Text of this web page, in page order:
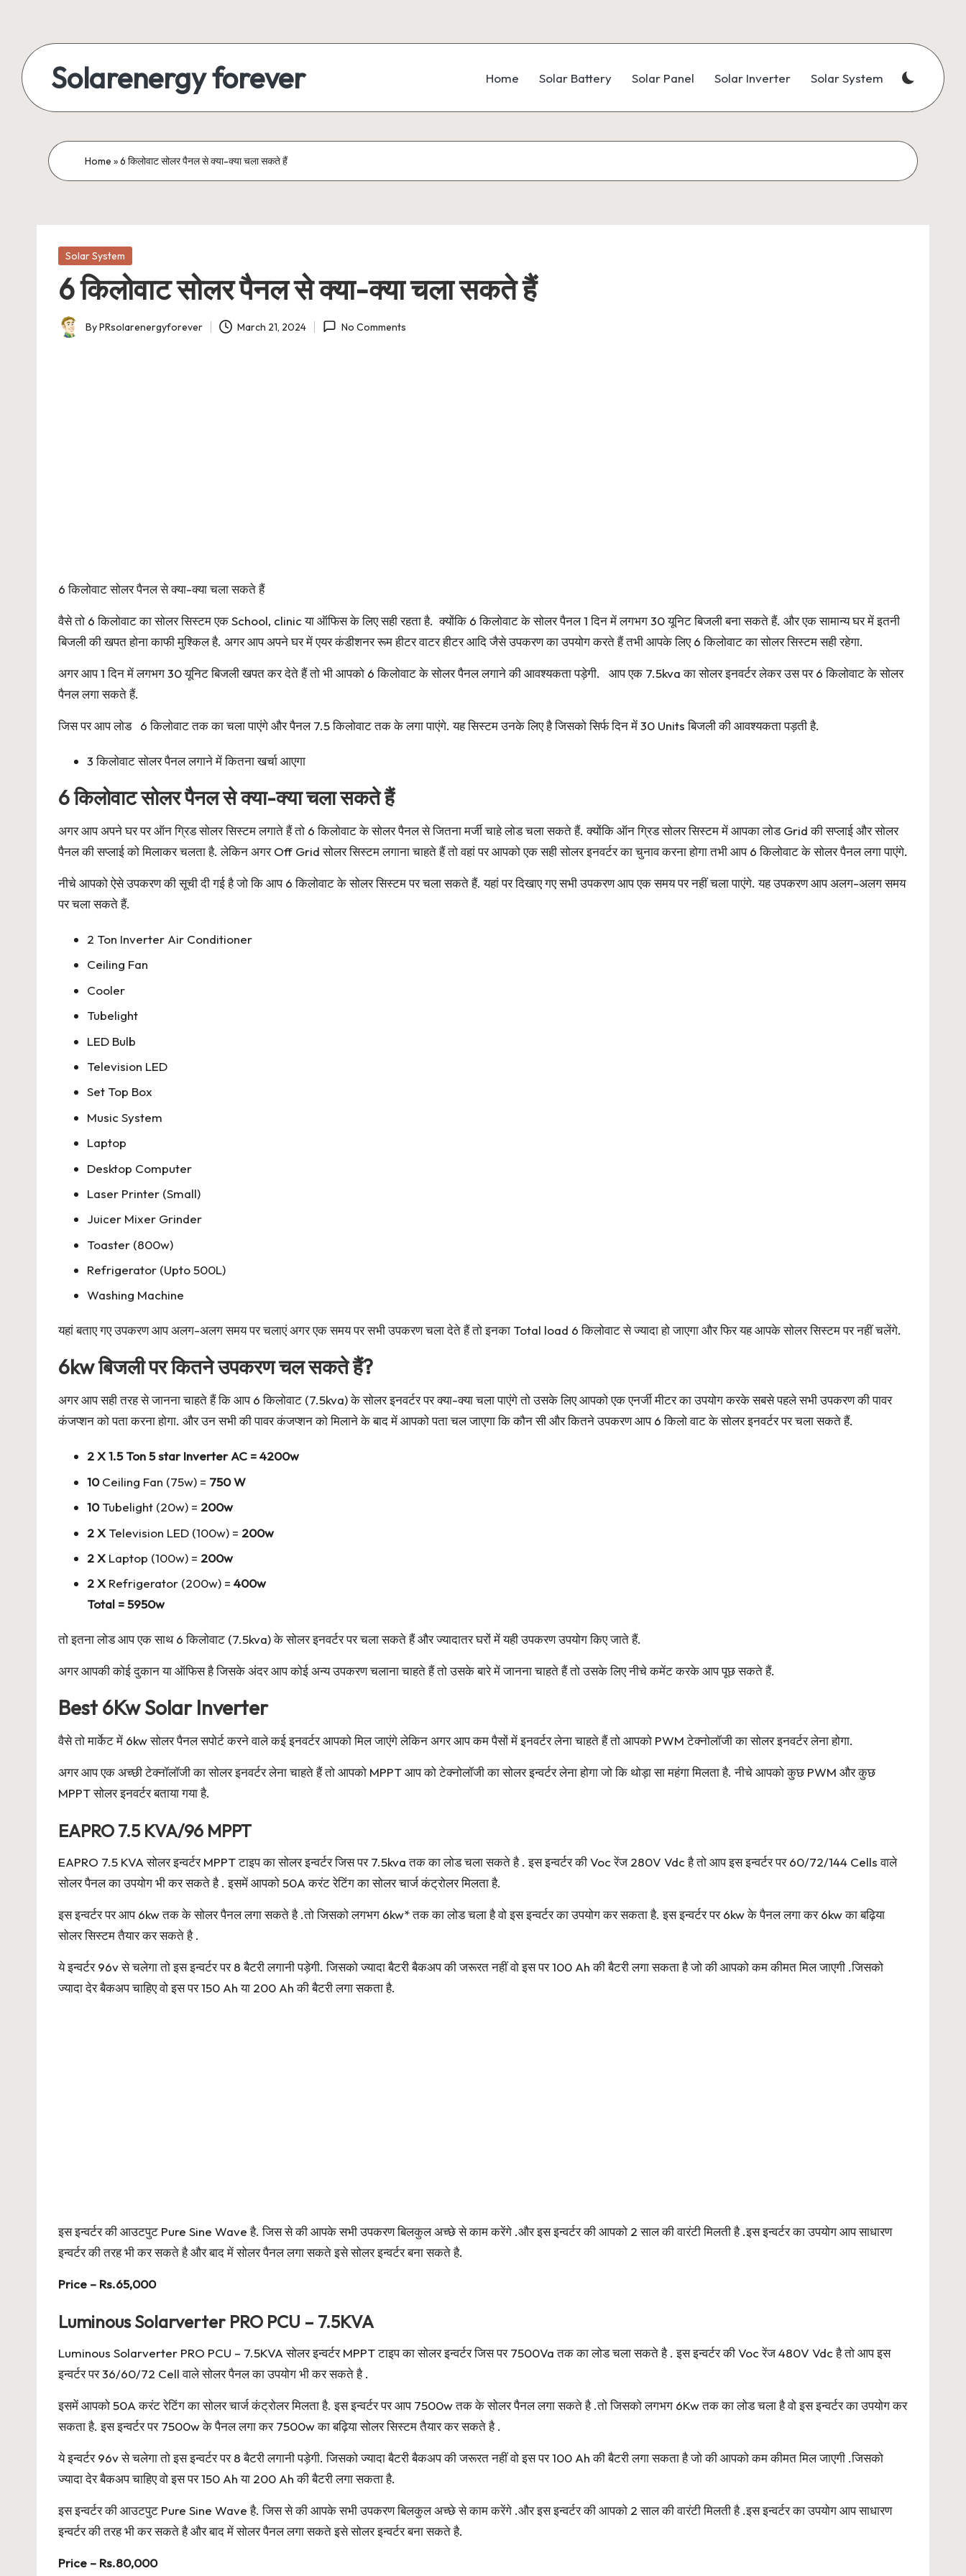
content
Solarenergy forever
बिजली
Home Solar Battery Solar Panel Solar Inverter Solar System
Home »6 किलोवाट सोलर पैनल से क्या-क्या चला सकते हैं
Posted
Solar System
6 किलोवाट सोलर पैनल से क्या-क्या चला सकते हैं
Posted
ByPRsolarenergyforever March 21, 2024 No Comments
6 किलोवाट सोलर पैनल से क्या-क्या चला सकते हैं
वैसे तो 6 किलोवाट का सोलर सिस्टम एक School, clinic या ऑफिस के लिए सही रहता है. क्योंकि 6 किलोवाट के सोलर पैनल 1 दिन में लगभग 30 यूनिट बिजली बना सकते हैं. और एक सामान्य घर में इतनी
बिजली की खपत होना काफी मुश्किल है. अगर आप अपने घर में एयर कंडीशनर रूम हीटर वाटर हीटर आदि जैसे उपकरण का उपयोग करते हैं तभी आपके लिए 6 किलोवाट का सोलर सिस्टम सही रहेगा.
अगर आप 1 दिन में लगभग 30 यूनिट बिजली खपत कर देते हैं तो भी आपको 6 किलोवाट के सोलर पैनल लगाने की आवश्यकता पड़ेगी. आप एक 7.5kva का सोलर इनवर्टर लेकर उस पर 6 किलोवाट के सोलर
पैनल लगा सकते हैं.
जिस पर आप लोड 6 किलोवाट तक का चला पाएंगे और पैनल 7.5 किलोवाट तक के लगा पाएंगे. यह सिस्टम उनके लिए है जिसको सिर्फ दिन में 30 Units बिजली की आवश्यकता पड़ती है.
3 किलोवाट सोलर पैनल लगाने में कितना खर्चा आएगा
6 किलोवाट सोलर पैनल से क्या-क्या चला सकते हैं
अगर आप अपने घर पर ऑन ग्रिड सोलर सिस्टम लगाते हैं तो 6 किलोवाट के सोलर पैनल से जितना मर्जी चाहे लोड चला सकते हैं. क्योंकि ऑन ग्रिड सोलर सिस्टम में आपका लोड Grid की सप्लाई और सोलर
पैनल की सप्लाई को मिलाकर चलता है. लेकिन अगर Off Grid सोलर सिस्टम लगाना चाहते हैं तो वहां पर आपको एक सही सोलर इनवर्टर का चुनाव करना होगा तभी आप 6 किलोवाट के सोलर पैनल लगा पाएंगे.
नीचे आपको ऐसे उपकरण की सूची दी गई है जो कि आप 6 किलोवाट के सोलर सिस्टम पर चला सकते हैं. यहां पर दिखाए गए सभी उपकरण आप एक समय पर नहीं चला पाएंगे. यह उपकरण आप अलग-अलग समय
पर चला सकते हैं.
2 Ton Inverter Air Conditioner
Ceiling Fan
Cooler
Tubelight
LED Bulb
Television LED
Set Top Box
Music System
Laptop
Desktop Computer
Laser Printer (Small)
Juicer Mixer Grinder
Toaster (800w)
Refrigerator (Upto 500L)
Washing Machine
यहां बताए गए उपकरण आप अलग-अलग समय पर चलाएं अगर एक समय पर सभी उपकरण चला देते हैं तो इनका Total load 6 किलोवाट से ज्यादा हो जाएगा और फिर यह आपके सोलर सिस्टम पर नहीं चलेंगे.
6kw बिजली पर कितने उपकरण चल सकते हैं?
अगर आप सही तरह से जानना चाहते हैं कि आप 6 किलोवाट (7.5kva) के सोलर इनवर्टर पर क्या-क्या चला पाएंगे तो उसके लिए आपको एक एनर्जी मीटर का उपयोग करके सबसे पहले सभी उपकरण की पावर
कंजप्शन को पता करना होगा. और उन सभी की पावर कंजप्शन को मिलाने के बाद में आपको पता चल जाएगा कि कौन सी और कितने उपकरण आप 6 किलो वाट के सोलर इनवर्टर पर चला सकते हैं.
2 X 1.5 Ton 5 star Inverter AC = 4200w
10Ceiling Fan (75w) = 750 W
10Tubelight (20w) = 200w
2 X Television LED (100w) = 200w
2 X Laptop (100w) = 200w
2 X Refrigerator (200w) = 400w
Total = 5950w
तो इतना लोड आप एक साथ 6 किलोवाट (7.5kva) के सोलर इनवर्टर पर चला सकते हैं और ज्यादातर घरों में यही उपकरण उपयोग किए जाते हैं.
अगर आपकी कोई दुकान या ऑफिस है जिसके अंदर आप कोई अन्य उपकरण चलाना चाहते हैं तो उसके बारे में जानना चाहते हैं तो उसके लिए नीचे कमेंट करके आप पूछ सकते हैं.
Best 6Kw Solar Inverter
वैसे तो मार्केट में 6kw सोलर पैनल सपोर्ट करने वाले कई इनवर्टर आपको मिल जाएंगे लेकिन अगर आप कम पैसों में इनवर्टर लेना चाहते हैं तो आपको PWM टेक्नोलॉजी का सोलर इनवर्टर लेना होगा.
अगर आप एक अच्छी टेक्नॉलॉजी का सोलर इनवर्टर लेना चाहते हैं तो आपको MPPT आप को टेक्नोलॉजी का सोलर इन्वर्टर लेना होगा जो कि थोड़ा सा महंगा मिलता है. नीचे आपको कुछ PWM और कुछ
MPPT सोलर इनवर्टर बताया गया है.
EAPRO 7.5 KVA/96 MPPT
EAPRO 7.5 KVA सोलर इन्वर्टर MPPT टाइप का सोलर इन्वर्टर जिस पर 7.5kva तक का लोड चला सकते है . इस इन्वर्टर की Voc रेंज 280V Vdc है तो आप इस इन्वर्टर पर 60/72/144 Cells वाले
सोलर पैनल का उपयोग भी कर सकते है . इसमें आपको 50A करंट रेटिंग का सोलर चार्ज कंट्रोलर मिलता है.
इस इन्वर्टर पर आप 6kw तक के सोलर पैनल लगा सकते है .तो जिसको लगभग 6kw* तक का लोड चला है वो इस इन्वर्टर का उपयोग कर सकता है. इस इन्वर्टर पर 6kw के पैनल लगा कर 6kw का बढ़िया
सोलर सिस्टम तैयार कर सकते है .
ये इन्वर्टर 96v से चलेगा तो इस इन्वर्टर पर 8 बैटरी लगानी पड़ेगी. जिसको ज्यादा बैटरी बैकअप की जरूरत नहीं वो इस पर 100 Ah की बैटरी लगा सकता है जो की आपको कम कीमत मिल जाएगी .जिसको
ज्यादा देर बैकअप चाहिए वो इस पर 150 Ah या 200 Ah की बैटरी लगा सकता है.
इस इन्वर्टर की आउटपुट Pure Sine Wave है. जिस से की आपके सभी उपकरण बिलकुल अच्छे से काम करेंगे .और इस इन्वर्टर की आपको 2 साल की वारंटी मिलती है .इस इन्वर्टर का उपयोग आप साधारण
इन्वर्टर की तरह भी कर सकते है और बाद में सोलर पैनल लगा सकते इसे सोलर इन्वर्टर बना सकते है.
Price – Rs.65,000
Luminous Solarverter PRO PCU – 7.5KVA
Luminous Solarverter PRO PCU – 7.5KVA सोलर इन्वर्टर MPPT टाइप का सोलर इन्वर्टर जिस पर 7500Va तक का लोड चला सकते है . इस इन्वर्टर की Voc रेंज 480V Vdc है तो आप इस
इन्वर्टर पर 36/60/72 Cell वाले सोलर पैनल का उपयोग भी कर सकते है .
इसमें आपको 50A करंट रेटिंग का सोलर चार्ज कंट्रोलर मिलता है. इस इन्वर्टर पर आप 7500w तक के सोलर पैनल लगा सकते है .तो जिसको लगभग 6Kw तक का लोड चला है वो इस इन्वर्टर का उपयोग कर
सकता है. इस इन्वर्टर पर 7500w के पैनल लगा कर 7500w का बढ़िया सोलर सिस्टम तैयार कर सकते है .
ये इन्वर्टर 96v से चलेगा तो इस इन्वर्टर पर 8 बैटरी लगानी पड़ेगी. जिसको ज्यादा बैटरी बैकअप की जरूरत नहीं वो इस पर 100 Ah की बैटरी लगा सकता है जो की आपको कम कीमत मिल जाएगी .जिसको
ज्यादा देर बैकअप चाहिए वो इस पर 150 Ah या 200 Ah की बैटरी लगा सकता है.
इस इन्वर्टर की आउटपुट Pure Sine Wave है. जिस से की आपके सभी उपकरण बिलकुल अच्छे से काम करेंगे .और इस इन्वर्टर की आपको 2 साल की वारंटी मिलती है .इस इन्वर्टर का उपयोग आप साधारण
इन्वर्टर की तरह भी कर सकते है और बाद में सोलर पैनल लगा सकते इसे सोलर इन्वर्टर बना सकते है.
Price – Rs.80,000